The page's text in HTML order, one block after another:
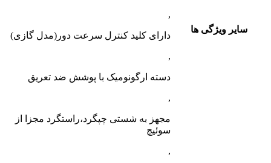
سایر ویژگی ها
,
دارای کلید کنترل سرعت دور(مدل گازی)
,
دسته ارگونومیک با پوشش ضد تعریق
,
مجهز به شستی چپگرد،راستگرد مجزا از
سوئیچ
,